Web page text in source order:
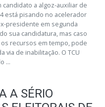
candidato a algoz-auxiliar de
4 está pisando no acelerador
presidente em segunda
sua candidatura, mas caso
recursos em tempo, pode
via de inabilitação. O TCU
...
A SÉRIO